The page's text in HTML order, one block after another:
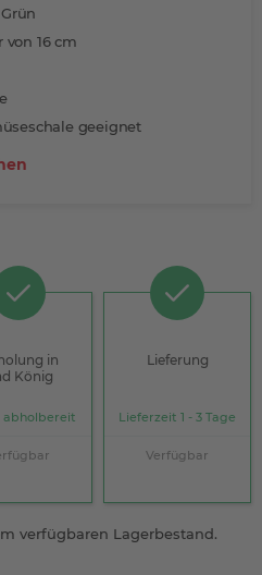
16 cm
geeignet
in
König
abholbereit
Lieferung
Lieferzeit 1 - 3 Tage
Verfügbar
verfügbaren Lagerbestand.